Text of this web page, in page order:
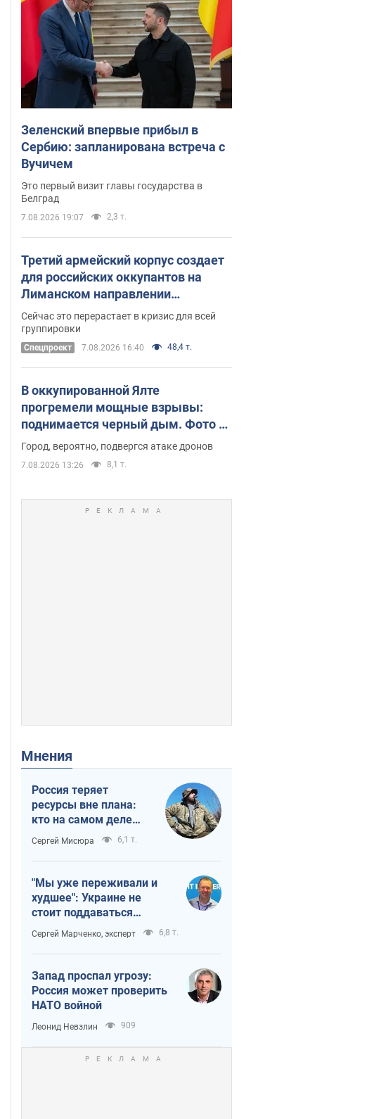
Зеленский впервые прибыл в
Сербию: запланирована встреча с
Вучичем
Это первый визит главы государства в
Белград
7.08.2026 19:07 2,3 т.
Третий армейский корпус создает
для российских оккупантов на
Лиманском направлении
критический дискомфорт: как это
удалось
Сейчас это перерастает в кризис для всей
группировки
Спецпроект 7.08.2026 16:40 48,4 т.
В оккупированной Ялте
прогремели мощные взрывы:
поднимается черный дым. Фото и
видео
Город, вероятно, подвергся атаке дронов
7.08.2026 13:26 8,1 т.
Мнения
Россия теряет
ресурсы вне плана:
кто на самом деле
диктует темп войны
Сергей Мисюра 6,1 т.
"Мы уже переживали и
худшее": Украине не
стоит поддаваться
отчаянию из-за
ракетного террора
Сергей Марченко, эксперт 6,8 т.
Запад проспал угрозу:
Россия может проверить
НАТО войной
Леонид Невзлин 909